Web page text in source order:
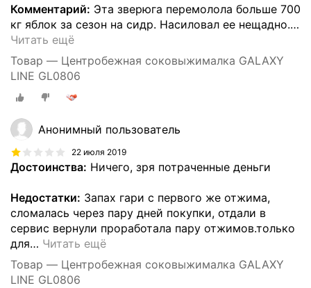
Комментарий: Эта зверюга перемолола больше 700
кг яблок за сезон на сидр. Насиловал ее нещадно.…
Читать ещё
Товар — Центробежная соковыжималка GALAXY
LINE GL0806
Анонимный пользователь
22 июля 2019
Достоинства: Ничего, зря потраченные деньги
Недостатки: Запах гари с первого же отжима,
сломалась через пару дней покупки, отдали в
сервис вернули проработала пару отжимов.только
для… Читать ещё
Товар — Центробежная соковыжималка GALAXY
LINE GL0806